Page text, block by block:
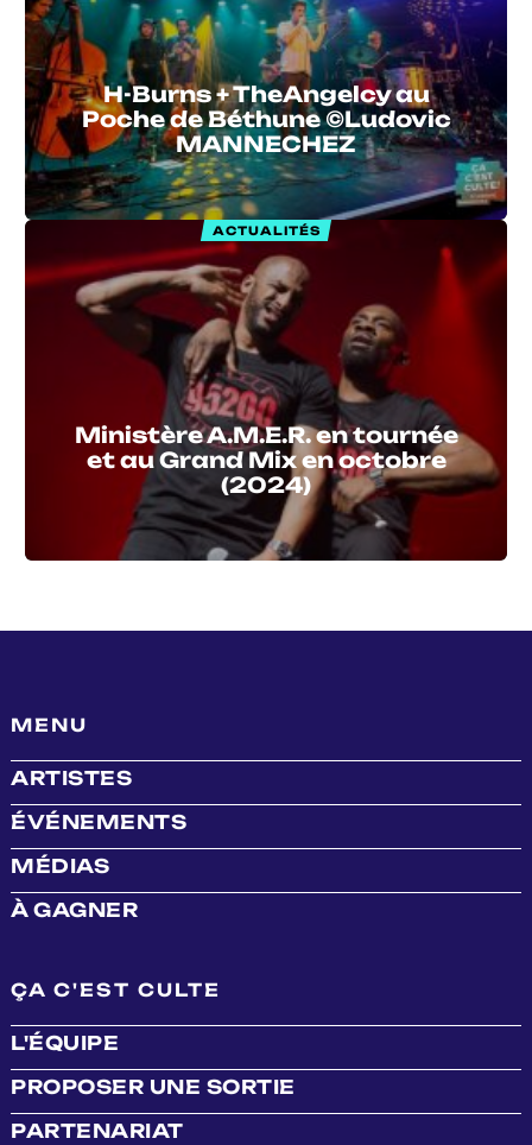
H-Burns + TheAngelcy au
Poche de Béthune ©Ludovic
MANNECHEZ
ACTUALITÉS
Ministère A.M.E.R. en tournée
et au Grand Mix en octobre
(2024)
MENU
ARTISTES
ÉVÉNEMENTS
MÉDIAS
À GAGNER
ÇA C'EST CULTE
L'ÉQUIPE
PROPOSER UNE SORTIE
PARTENARIAT